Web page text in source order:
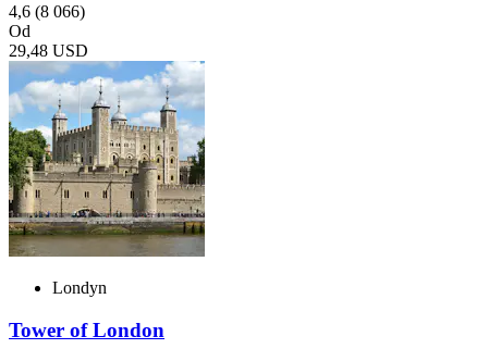
4,6 (8 066)
Od
29,48 USD
Londyn
Tower of London